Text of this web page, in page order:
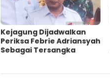
Kejagung Dijadwalkan
Periksa Febrie Adriansyah
Sebagai Tersangka